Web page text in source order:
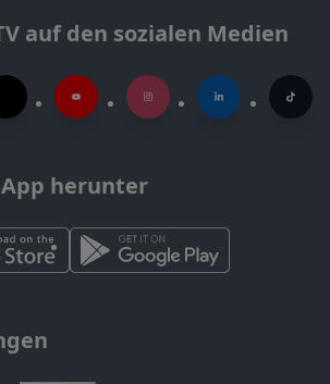
auf den sozialen Medien
herunter